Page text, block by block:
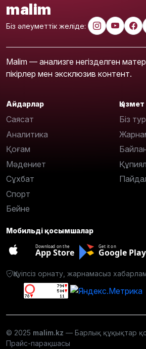
malim
Біз әлеуметтік желіде:
Malim — анализге негізделген
пікірлер мен эксклюзив контент.
Айдарлар
Саясат
Аналитика
Қоғам
Мәдениет
Сұхбат
Спорт
Бейне
Қызмет
Біз
Мобильді қосымшалар
Download on the
App Store
Get it on
Google Play
Қауіпсіз орнату, жарнамасыз
© 2025 malim.kz — Барлық құқықтар
Прайс-парақшасы